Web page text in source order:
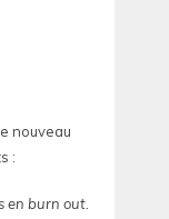
nouveau
:
en burn out.